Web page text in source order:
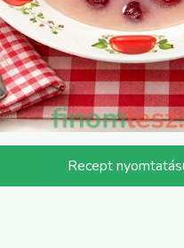
Recept nyomtatás